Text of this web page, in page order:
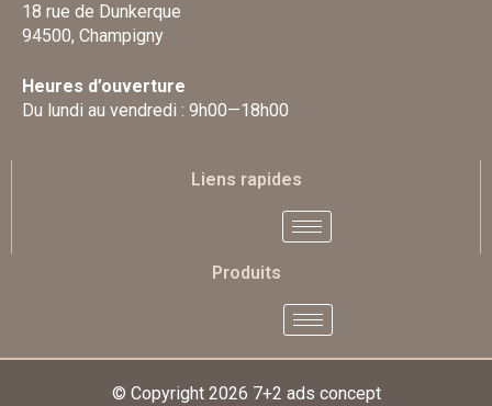
18 rue de Dunkerque
94500, Champigny
Heures d’ouverture
Du lundi au vendredi : 9h00—18h00
Liens rapides
Produits
© Copyright 2026 7+2 ads concept